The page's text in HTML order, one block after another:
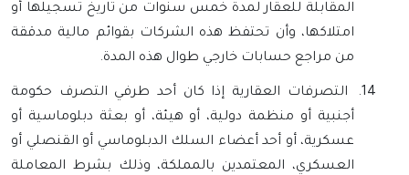
المقابلة للعقار لمدة خمس سنوات من تاريخ تسجيلها أو
امتلاكها، وأن تحتفظ هذه الشركات بقوائم مالية مدققة
من مراجع حسابات خارجي طوال هذه المدة.
14.
التصرفات العقارية إذا كان أحد طرفي التصرف حكومة
أجنبية أو منظمة دولية، أو هيئة، أو بعثة دبلوماسية أو
عسكرية، أو أحد أعضاء السلك الدبلوماسي أو القنصلي أو
العسكري، المعتمدين بالمملكة، وذلك بشرط المعاملة